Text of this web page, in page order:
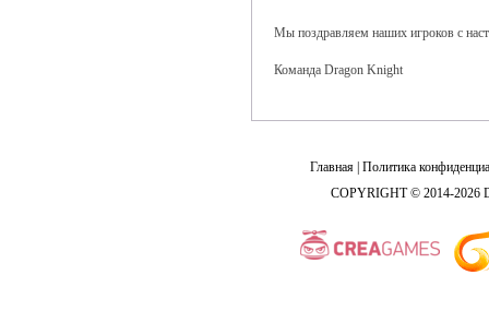
Мы поздравляем наших игроков с
Команда Dragon Knight
Главная Политика
COPYRIGHT © 2014-2026